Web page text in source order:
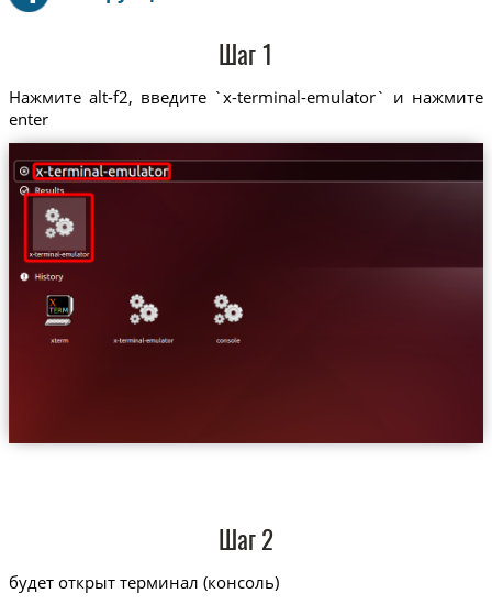
Шаг 1
Нажмите alt-f2, введите `x-terminal-emulator` и нажмите
enter
Шаг 2
будет открыт терминал (консоль)